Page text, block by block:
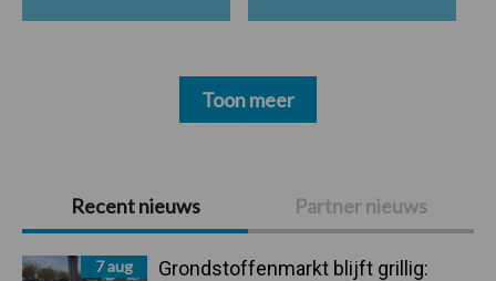
Primaire
Sidebar
Recent nieuws Partner nieuws
7 aug
Grondstoffenmarkt blijft grillig:
Toon meer